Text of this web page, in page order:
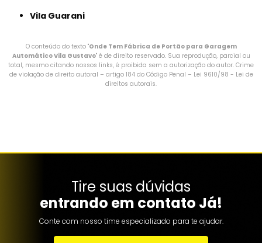
Vila Guarani
O conteúdo do texto "Onde Tem Fábrica de Portão para Garagem
Automático Vila Gustavo" é de direito reservado. Sua reprodução, parcial ou
total, mesmo citando nossos links, é proibida sem a autorização do autor. Crime
de violação de direito autoral – artigo 184 do Código Penal – Lei 9610/98 - Lei de
direitos autorais.
Tire suas dúvidas
entrando em contato Já!
Conte com nosso time especializado para te ajudar.